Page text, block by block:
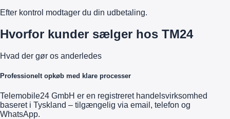
Efter kontrol modtager du din udbetaling.
Hvorfor kunder sælger hos TM24
Hvad der gør os anderledes
Professionelt opkøb med klare processer
Telemobile24 GmbH er en registreret handelsvirksomhed
baseret i Tyskland – tilgængelig via email, telefon og
WhatsApp.